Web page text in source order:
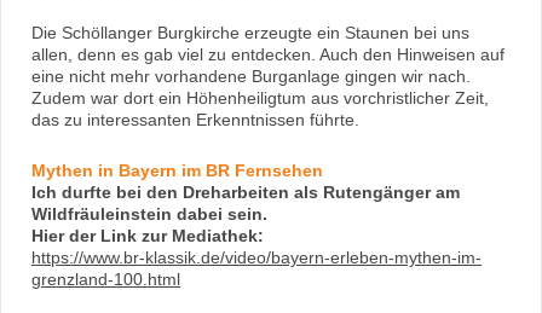
Die Schöllanger Burgkirche erzeugte ein Staunen bei uns
allen, denn es gab viel zu entdecken. Auch den Hinweisen auf
eine nicht mehr vorhandene Burganlage gingen wir nach.
Zudem war dort ein Höhenheiligtum aus vorchristlicher Zeit,
das zu interessanten Erkenntnissen führte.
Mythen in Bayern im BR Fernsehen
Ich durfte bei den Dreharbeiten als Rutengänger am
Wildfräuleinstein dabei sein.
Hier der Link zur Mediathek:
https://www.br-klassik.de/video/bayern-erleben-mythen-im-
grenzland-100.html